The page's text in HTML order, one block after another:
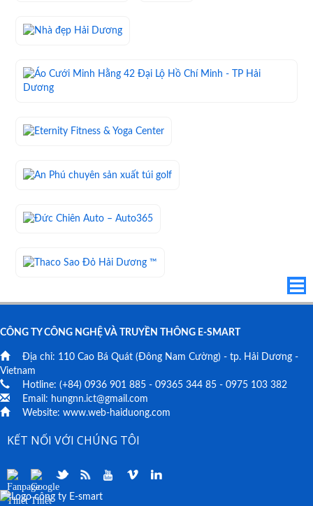
CÔNG TY CÔNG NGHỆ VÀ TRUYỀN THÔNG E-SMART
Địa chỉ: 110 Cao Bá Quát (Đông Nam Cường) - tp. Hải Dương -
Vietnam
Hotline: (+84) 0936 901 885 - 09365 344 85 - 0975 103 382
Email: hungnn.ict@gmail.com
Website: www.web-haiduong.com
KẾT NỐI VỚI CHÚNG TÔI